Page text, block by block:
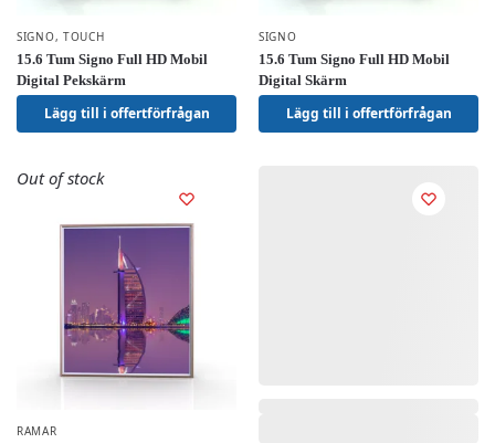
SIGNO, TOUCH
15.6 Tum Signo Full HD Mobil
Digital Pekskärm
Lägg till i offertförfrågan
SIGNO
15.6 Tum Signo Full HD Mobil
Digital Skärm
Lägg till i offertförfrågan
Out of stock
RAMAR